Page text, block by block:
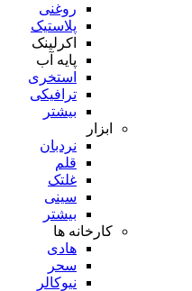
روغنی
پلاستیک
اکرلینک
پایه آب
استخری
ترافیکی
بیشتر
ابزار
نردبان
قلم
غلتک
سینی
بیشتر
کارخانه ها
هادی
سحر
نیوکالر